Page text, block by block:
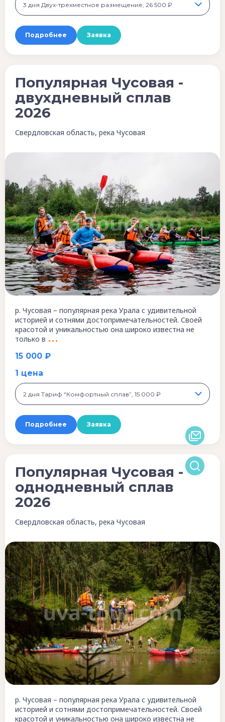
3 дня Двух-трехместное размещение, 26 500 ₽
Подробнее Заявка
15 000 ₽
Популярная Чусовая -
двухдневный сплав
2026
Свердловская область, река Чусовая
р. Чусовая – популярная река Урала с удивительной
историей и сотнями достопримечательностей. Своей
красотой и уникальностью она широко известна не
только в
1 цена
2 дня Тариф “Комфортный сплав”, 15 000 ₽
Подробнее Заявка
Популярная Чусовая -
однодневный сплав
2026
Свердловская область, река Чусовая
р. Чусовая – популярная река Урала с удивительной
историей и сотнями достопримечательностей. Своей
красотой и уникальностью она широко известна не